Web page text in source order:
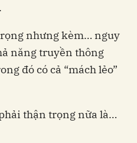
nhưng kèm… nguy
năng truyền thông
đó có cả “mách lẻo”
thận trọng nữa là…